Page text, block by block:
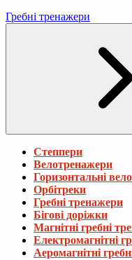
Гребні тренажери
Степпери
Велотренажери
Горизонтальні
Орбітреки
Гребні тренажери
Бігові доріжки
Магнітні гребні
Електромагнітні
Аеромагнітні